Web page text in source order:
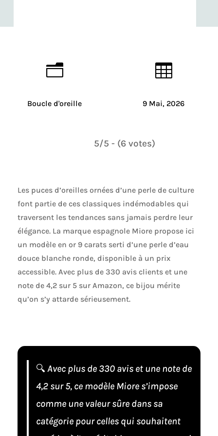
n
Boucle d'oreille

9 Mai, 2026
5/5 - (6 votes)
Les puces d’oreilles ornées d’une perle de culture
font partie de ces classiques indémodables qui
traversent les tendances sans jamais perdre leur
élégance. La marque espagnole Miore propose ici
un modèle en or 9 carats serti d’une perle d’eau
douce blanche ronde, disponible à un prix
accessible. Avec plus de 330 avis clients et une
note de 4,2 sur 5 sur Amazon, ce bijou mérite
qu’on s’y attarde sérieusement.
🔍 Avec plus de 330 avis et une note de
4,2 sur 5, ce modèle Miore s’impose
comme une valeur sûre dans sa
catégorie pour celles qui souhaitent